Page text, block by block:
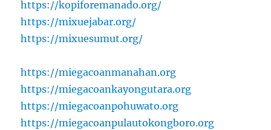
https://kopiforemanado.org/
https://mixuejabar.org/
https://mixuesumut.org/
https://miegacoanmanahan.org
https://miegacoankayongutara.org
https://miegacoanpohuwato.org
https://miegacoanpulautokongboro.org